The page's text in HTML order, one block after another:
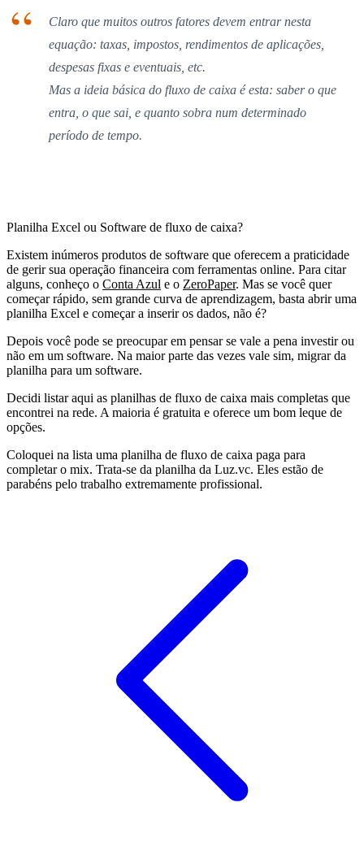
Claro que muitos outros fatores devem entrar nesta
equação: taxas, impostos, rendimentos de aplicações,
despesas fixas e eventuais, etc.
Mas a ideia básica do fluxo de caixa é esta: saber o que
entra, o que sai, e quanto sobra num determinado
período de tempo.
Planilha Excel ou Software de fluxo de caixa?
Existem inúmeros produtos de software que oferecem a praticidade
de gerir sua operação financeira com ferramentas online. Para citar
alguns, conheço o Conta Azul e o ZeroPaper. Mas se você quer
começar rápido, sem grande curva de aprendizagem, basta abrir uma
planilha Excel e começar a inserir os dados, não é?
Depois você pode se preocupar em pensar se vale a pena investir ou
não em um software. Na maior parte das vezes vale sim, migrar da
planilha para um software.
Decidi listar aqui as planilhas de fluxo de caixa mais completas que
encontrei na rede. A maioria é gratuita e oferece um bom leque de
opções.
Coloquei na lista uma planilha de fluxo de caixa paga para
completar o mix. Trata-se da planilha da Luz.vc. Eles estão de
parabéns pelo trabalho extremamente profissional.